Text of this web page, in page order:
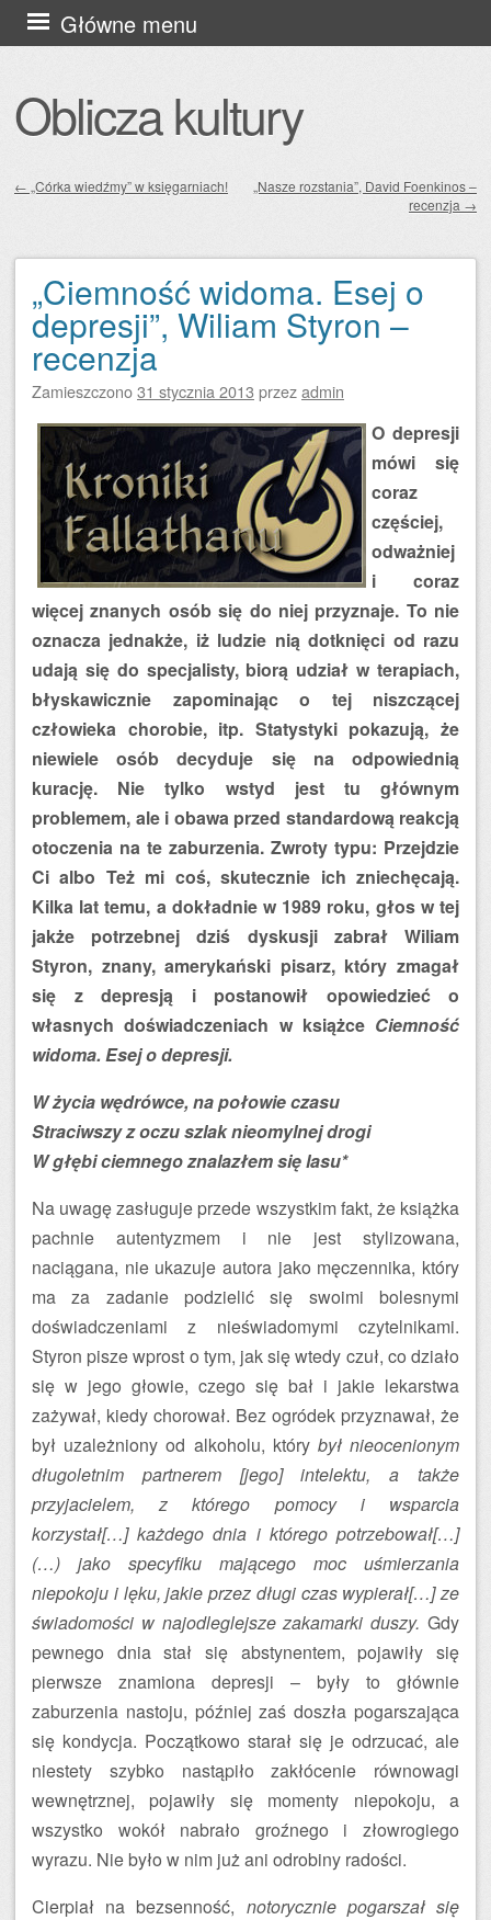
Oblicza kultury
Główne menu
Przejdź
do
← „Córka wiedźmy” w księgarniach!
„Nasze rozstania”, David Foenkinos –
recenzja →
„Ciemność widoma. Esej o
depresji”, Wiliam Styron –
recenzja
Zamieszczono31 stycznia 2013 przezadmin
O depresji
mówi się
coraz
częściej,
odważniej
i coraz
więcej znanych osób się do niej przyznaje. To nie
oznacza jednakże, iż ludzie nią dotknięci od razu
udają się do specjalisty, biorą udział w terapiach,
błyskawicznie zapominając o tej niszczącej
człowieka chorobie, itp. Statystyki pokazują, że
niewiele osób decyduje się na odpowiednią
kurację. Nie tylko wstyd jest tu głównym
problemem, ale i obawa przed standardową reakcją
otoczenia na te zaburzenia. Zwroty typu: Przejdzie
Ci albo Też mi coś, skutecznie ich zniechęcają.
Kilka lat temu, a dokładnie w 1989 roku, głos w tej
jakże potrzebnej dziś dyskusji zabrał Wiliam
Styron, znany, amerykański pisarz, który zmagał
się z depresją i postanowił opowiedzieć o
własnych doświadczeniach w książce Ciemność
widoma. Esej o depresji.
W życia wędrówce, na połowie czasu
Straciwszy z oczu szlak nieomylnej drogi
W głębi ciemnego znalazłem się lasu*
Na uwagę zasługuje przede wszystkim fakt, że książka
pachnie autentyzmem i nie jest stylizowana,
naciągana, nie ukazuje autora jako męczennika, który
ma za zadanie podzielić się swoimi bolesnymi
doświadczeniami z nieświadomymi czytelnikami.
Styron pisze wprost o tym, jak się wtedy czuł, co działo
się w jego głowie, czego się bał i jakie lekarstwa
zażywał, kiedy chorował. Bez ogródek przyznawał, że
był uzależniony od alkoholu, który był nieocenionym
długoletnim partnerem [jego] intelektu, a także
przyjacielem, z którego pomocy i wsparcia
korzystał[…] każdego dnia i którego potrzebował[…]
(…) jako specyfiku mającego moc uśmierzania
niepokoju i lęku, jakie przez długi czas wypierał[…] ze
świadomości w najodleglejsze zakamarki duszy. Gdy
pewnego dnia stał się abstynentem, pojawiły się
pierwsze znamiona depresji – były to głównie
zaburzenia nastoju, później zaś doszła pogarszająca
się kondycja. Początkowo starał się je odrzucać, ale
niestety szybko nastąpiło zakłócenie równowagi
wewnętrznej, pojawiły się momenty niepokoju, a
wszystko wokół nabrało groźnego i złowrogiego
wyrazu. Nie było w nim już ani odrobiny radości.
Cierpiał na bezsenność, notorycznie pogarszał się